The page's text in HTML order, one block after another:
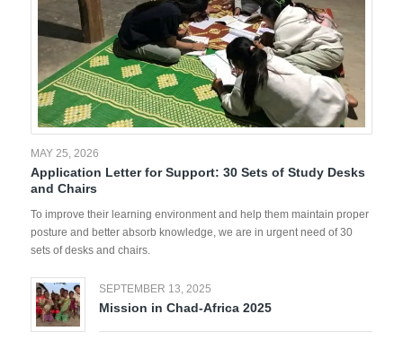
MAY 25, 2026
Application Letter for Support: 30 Sets of Study Desks
and Chairs
To improve their learning environment and help them maintain proper
posture and better absorb knowledge, we are in urgent need of 30
sets of desks and chairs.
SEPTEMBER 13, 2025
Mission in Chad-Africa 2025